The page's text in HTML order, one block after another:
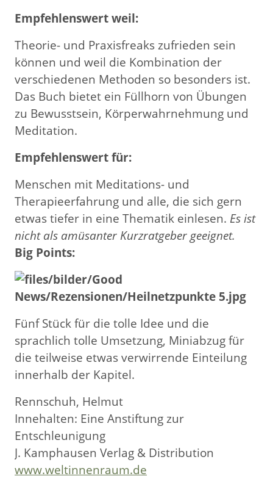
Empfehlenswert weil:
Theorie- und Praxisfreaks zufrieden sein
können und weil die Kombination der
verschiedenen Methoden so besonders ist.
Das Buch bietet ein Füllhorn von Übungen
zu Bewusstsein, Körperwahrnehmung und
Meditation.
Empfehlenswert für:
Menschen mit Meditations- und
Therapieerfahrung und alle, die sich gern
etwas tiefer in eine Thematik einlesen. Es ist
nicht als amüsanter Kurzratgeber geeignet.
Big Points:
Fünf Stück für die tolle Idee und die
sprachlich tolle Umsetzung, Miniabzug für
die teilweise etwas verwirrende Einteilung
innerhalb der Kapitel.
Rennschuh, Helmut
Innehalten: Eine Anstiftung zur
Entschleunigung
J. Kamphausen Verlag & Distribution
www.weltinnenraum.de